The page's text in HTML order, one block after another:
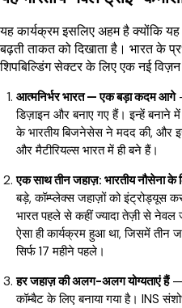
यह कार्यक्रम इसलिए अहम है क्योंकि
बढ़ती ताकत को दिखाता है। भारत के
शिपबिल्डिंग सेक्टर के लिए एक नई
आत्मनिर्भर भारत — एक बड़ा कदम आगे
डिज़ाइन और बनाए गए हैं। इन्हें बनाने
के भारतीय बिजनेसेस ने मदद की, और
और मैटीरियल्स भारत में ही बने हैं।
एक साथ तीन जहाज़: भारतीय नौसेना
बड़े, कॉम्प्लेक्स जहाज़ों को इंट्रोड्यूस
भारत पहले से कहीं ज्यादा तेज़ी से
ऐसा ही कार्यक्रम हुआ था, जिसमें तीन
सिर्फ 17 महीने पहले।
हर जहाज़ की अलग-अलग योग्यताएं हैं—
कॉम्बैट के लिए बनाया गया है। INS